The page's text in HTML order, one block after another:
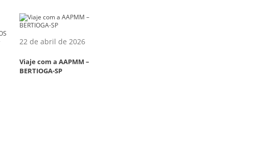
22 de abril de 2026
Viaje com a AAPMM –
BERTIOGA-SP